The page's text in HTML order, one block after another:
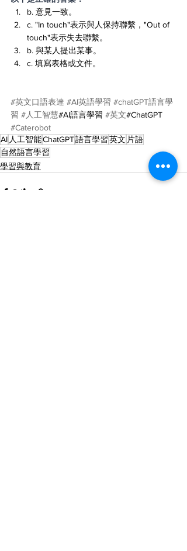
b. 意見一致。
c. "In touch"表示與人保持聯繫，"Out of
touch"表示失去聯繫。
b. 與某人提出某事。
c. 填寫表格或文件。
#英文口語表達 #AI英語學習 #chatGPT語言學
習 #人工智慧#AI語言學習 #英文#ChatGPT
#Caterobot
AI 人工智能ChatGPT語言學習英文 片語
自然語言學習
學習與教育